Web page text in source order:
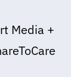
Media +